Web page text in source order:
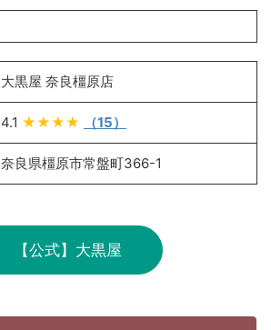
大黒屋 奈良橿原店
4.1 ★★★★ （15）
奈良県橿原市常盤町366-1
【公式】大黒屋